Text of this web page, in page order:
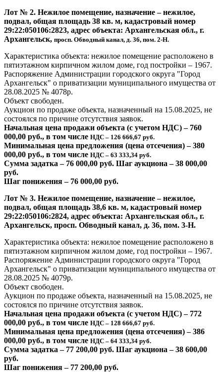
Лот № 2. Нежилое помещение, назначение – нежилое,
подвал, общая площадь 38 кв. м, кадастровый номер
29:22:050106:2823, адрес объекта: Архангельская обл., г.
Архангельск, просп. Обводный канал, д. 36, пом. 2-Н.
Характеристика объекта: нежилое помещение расположено в
пятиэтажном кирпичном жилом доме, год постройки – 1967.
Распоряжение Администрации городского округа "Город
Архангельск" о приватизации муниципального имущества от
28.08.2025 № 4078р.
Объект свободен.
Аукцион по продаже объекта, назначенный на 15.08.2025, не
состоялся по причине отсутствия заявок.
Начальная цена продажи объекта (с учетом НДС) – 760
000,00 руб., в том числе НДС – 126 666,67 руб.
Минимальная цена предложения (цена отсечения) – 380
000,00 руб., в том числе НДС – 63 333,34 руб.
Сумма задатка – 76 000,00 руб. Шаг аукциона – 38 000,00
руб.
Шаг понижения – 76 000,00 руб.
Лот № 3. Нежилое помещение, назначение – нежилое,
подвал, общая площадь 38,6 кв. м, кадастровый номер
29:22:050106:2824, адрес объекта: Архангельская обл., г.
Архангельск, просп. Обводный канал, д. 36, пом. 3-Н.
Характеристика объекта: нежилое помещение расположено в
пятиэтажном кирпичном жилом доме, год постройки – 1967.
Распоряжение Администрации городского округа "Город
Архангельск" о приватизации муниципального имущества от
28.08.2025 № 4079р.
Объект свободен.
Аукцион по продаже объекта, назначенный на 15.08.2025, не
состоялся по причине отсутствия заявок.
Начальная цена продажи объекта (с учетом НДС) – 772
000,00 руб., в том числе НДС – 128 666,67 руб.
Минимальная цена предложения (цена отсечения) – 386
000,00 руб., в том числе НДС – 64 333,34 руб.
Сумма задатка – 77 200,00 руб. Шаг аукциона – 38 600,00
руб.
Шаг понижения – 77 200,00 руб.